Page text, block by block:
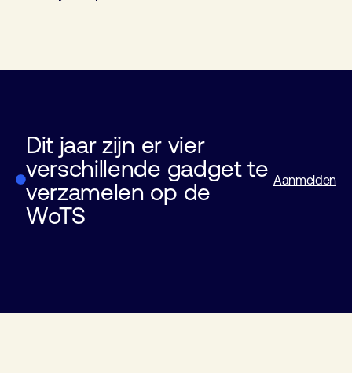
Dit jaar zijn er vier
verschillende gadget te
verzamelen op de
WoTS
Aanmelden
LEGO Gadget World of Industry
Robot
Gadget World of Electronics
EMI Sniffer
LEGO Gadget World of Laboratory
Microscope
LEGO Gadget World of Laboratory
Pipet